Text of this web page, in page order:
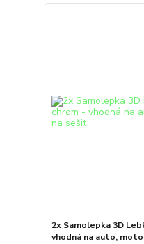
2x Samolepka 3D
vhodná na auto,